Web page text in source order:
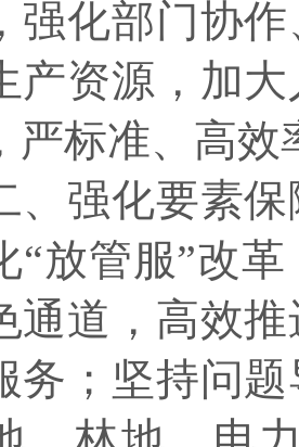
强化部门协
产资源，加
严标准、高效
、强化要素
“放管服”改革
通道，高效
务；坚持问